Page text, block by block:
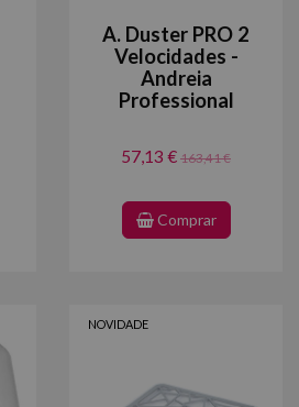
A. Duster PRO 2
Velocidades -
Andreia
Professional
57,13 € 163,41 €
Comprar
NOVIDADE